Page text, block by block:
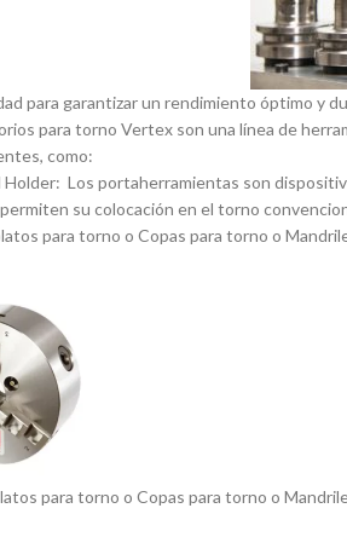
para garantizar un rendimiento óptimo y
para torno Vertex son una lí­nea de
como:
Los portaherramientas son
su colocación en el torno
para torno o Copas para torno o
para torno o Copas para torno o